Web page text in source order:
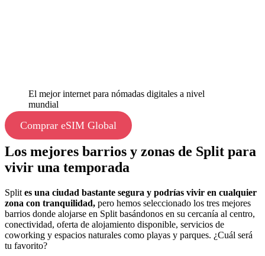
El mejor internet para nómadas digitales a nivel
mundial
Comprar eSIM Global
Los mejores barrios y zonas de Split para
vivir una temporada
Split es una ciudad bastante segura y podrías vivir en cualquier
zona con tranquilidad, pero hemos seleccionado los tres mejores
barrios donde alojarse en Split basándonos en su cercanía al centro,
conectividad, oferta de alojamiento disponible, servicios de
coworking y espacios naturales como playas y parques. ¿Cuál será
tu favorito?